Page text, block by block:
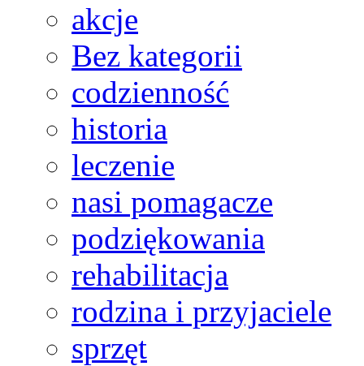
akcje
Bez kategorii
codzienność
historia
leczenie
nasi pomagacze
podziękowania
rehabilitacja
rodzina i przyjaciele
sprzęt